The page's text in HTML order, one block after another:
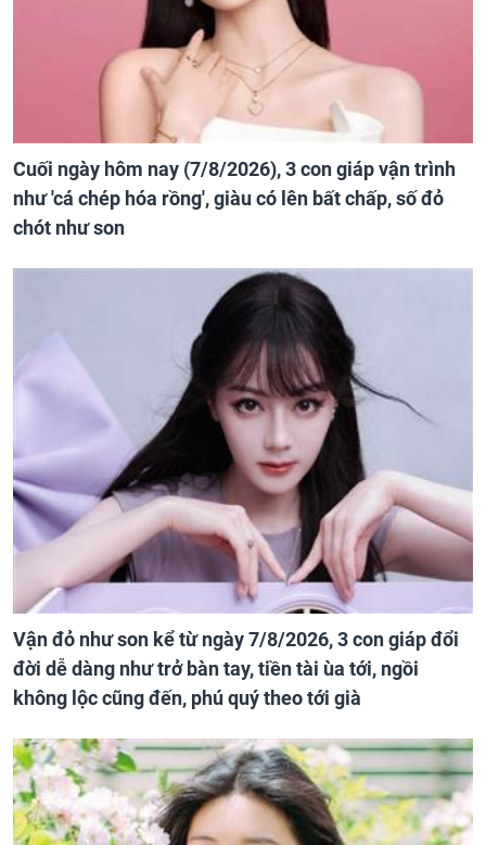
Cuối ngày hôm nay (7/8/2026), 3 con giáp vận trình
như 'cá chép hóa rồng', giàu có lên bất chấp, số đỏ
chót như son
Vận đỏ như son kể từ ngày 7/8/2026, 3 con giáp đổi
đời dễ dàng như trở bàn tay, tiền tài ùa tới, ngồi
không lộc cũng đến, phú quý theo tới già